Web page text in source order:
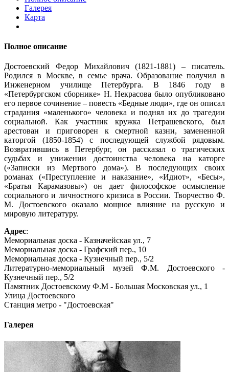
Галерея
Карта
Полное описание
Достоевский Федор Михайлович (1821-1881) – писатель.
Родился в Москве, в семье врача. Образование получил в
Инженерном училище Петербурга. В 1846 году в
«Петербургском сборнике» Н. Некрасова было опубликовано
его первое сочинение – повесть «Бедные люди», где он описал
страдания «маленького» человека и поднял их до трагедии
социальной. Как участник кружка Петрашевского, был
арестован и приговорен к смертной казни, замененной
каторгой (1850-1854) с последующей службой рядовым.
Возвратившись в Петербург, он рассказал о трагических
судьбах и унижении достоинства человека на каторге
(«Записки из Мертвого дома»). В последующих своих
романах («Преступление и наказание», «Идиот», «Бесы»,
«Братья Карамазовы») он дает философское осмысление
социального и личностного кризиса в России. Творчество Ф.
М. Достоевского оказало мощное влияние на русскую и
мировую литературу.
Адрес:
Мемориальная доска - Казначейская ул., 7
Мемориальная доска - Графский пер., 10
Мемориальная доска - Кузнечный пер., 5/2
Литературно-мемориальный музей Ф.М. Достоевского -
Кузнечный пер., 5/2
Памятник Достоевскому Ф.М - Большая Московская ул., 1
Улица Достоевского
Cтанция метро - "Достоевская"
Галерея